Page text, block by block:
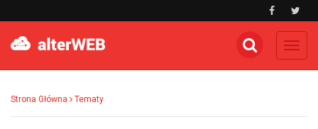
Strona Główna Tematy